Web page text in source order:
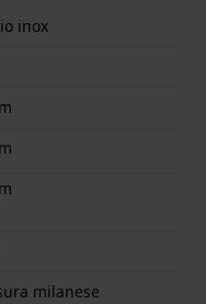
inox
milanese